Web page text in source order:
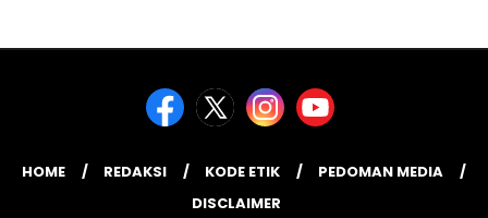
HOME REDAKSI KODE ETIK
PEDOMAN MEDIA
DISCLAIMER